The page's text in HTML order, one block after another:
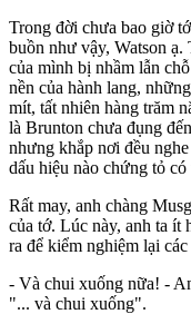
Trong đời chưa bao giờ
buồn như vậy, Watson
của mình bị nhầm lẫn
nền của hành lang,
mít, tất nhiên hàng trăm
là Brunton chưa đụng
nhưng khắp nơi đều
dấu hiệu nào chứng tỏ
Rất may, anh chàng
của tớ. Lúc này, anh ta ít
ra để kiểm nghiệm lại
- Và chui xuống nữa! -
"... và chui xuống".